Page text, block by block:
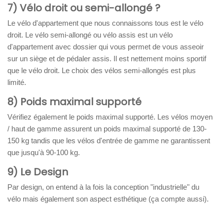
7) Vélo droit ou semi-allongé ?
Le vélo d'appartement que nous connaissons tous est le vélo
droit. Le vélo semi-allongé ou vélo assis est un vélo
d'appartement avec dossier qui vous permet de vous asseoir
sur un siège et de pédaler assis. Il est nettement moins sportif
que le vélo droit. Le choix des vélos semi-allongés est plus
limité.
8) Poids maximal supporté
Vérifiez également le poids maximal supporté. Les vélos moyen
/ haut de gamme assurent un poids maximal supporté de 130-
150 kg tandis que les vélos d'entrée de gamme ne garantissent
que jusqu'à 90-100 kg.
9) Le Design
Par design, on entend à la fois la conception "industrielle" du
vélo mais également son aspect esthétique (ça compte aussi).